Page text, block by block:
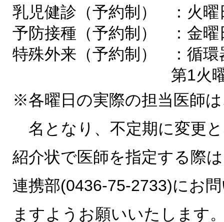
乳児健診（予約制）
：火
予防接種（予約制）
：金
特殊外来（予約制）
：循
第1火
※各曜日の実際の担当医師
名となり、不定期に変更
紹介状で医師を指定する際
連携部(0436-75-2733)にお
ますようお願いいたします